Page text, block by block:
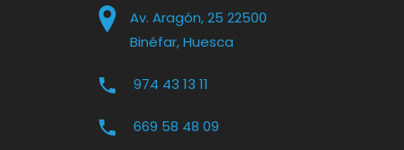
Av. Aragón, 25 22500
Binéfar, Huesca
974 43 13 11
669 58 48 09